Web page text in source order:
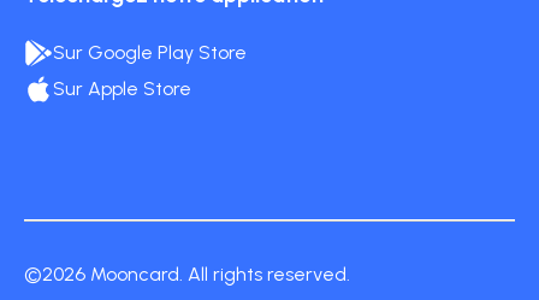
Sur Google Play Store
Sur Apple Store
©2026 Mooncard. All rights reserved.